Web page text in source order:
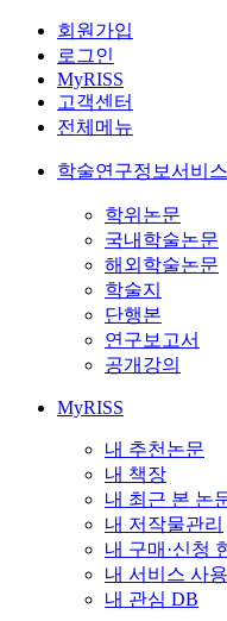
회원가입
로그인
MyRISS
고객센터
전체메뉴
학술연구정보서비
학위논문
국내학술논문
해외학술논문
학술지
단행본
연구보고서
공개강의
MyRISS
내 추천논문
내 책장
내 최근 본 논
내 저작물관리
내 구매·신청
내 서비스 사
내 관심 DB